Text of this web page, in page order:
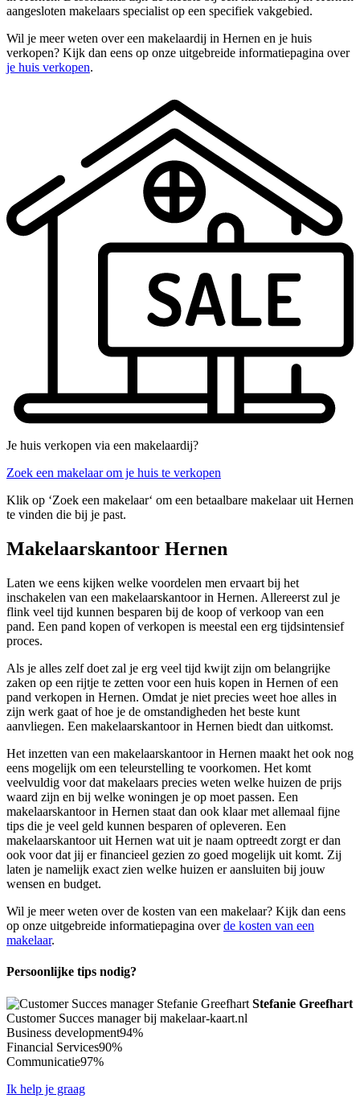
aangesloten makelaars specialist op een specifiek vakgebied.
Wil je meer weten over een makelaardij in Hernen en je huis
verkopen? Kijk dan eens op onze uitgebreide informatiepagina over
je huis verkopen.
Je huis verkopen via een makelaardij?
Zoek een makelaar om je huis te verkopen
Klik op ‘Zoek een makelaar‘ om een betaalbare makelaar uit Hernen
te vinden die bij je past.
Makelaarskantoor Hernen
Laten we eens kijken welke voordelen men ervaart bij het
inschakelen van een makelaarskantoor in Hernen. Allereerst zul je
flink veel tijd kunnen besparen bij de koop of verkoop van een
pand. Een pand kopen of verkopen is meestal een erg tijdsintensief
proces.
Als je alles zelf doet zal je erg veel tijd kwijt zijn om belangrijke
zaken op een rijtje te zetten voor een huis kopen in Hernen of een
pand verkopen in Hernen. Omdat je niet precies weet hoe alles in
zijn werk gaat of hoe je de omstandigheden het beste kunt
aanvliegen. Een makelaarskantoor in Hernen biedt dan uitkomst.
Het inzetten van een makelaarskantoor in Hernen maakt het ook nog
eens mogelijk om een teleurstelling te voorkomen. Het komt
veelvuldig voor dat makelaars precies weten welke huizen de prijs
waard zijn en bij welke woningen je op moet passen. Een
makelaarskantoor in Hernen staat dan ook klaar met allemaal fijne
tips die je veel geld kunnen besparen of opleveren. Een
makelaarskantoor uit Hernen wat uit je naam optreedt zorgt er dan
ook voor dat jij er financieel gezien zo goed mogelijk uit komt. Zij
laten je namelijk exact zien welke huizen er aansluiten bij jouw
wensen en budget.
Wil je meer weten over de kosten van een makelaar? Kijk dan eens
op onze uitgebreide informatiepagina overde kosten van een
makelaar.
Persoonlijke tips nodig?
Stefanie Greefhart
Customer Succes manager bij makelaar-kaart.nl
Business development94%
Financial Services90%
Communicatie97%
Ik help je graag